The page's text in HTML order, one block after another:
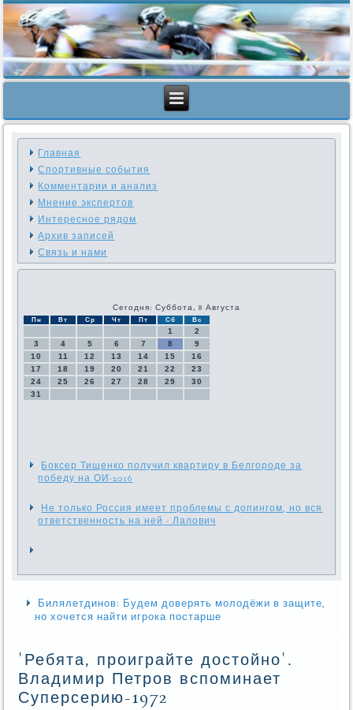
Главная
Спортивные события
Комментарии и анализ
Мнение экспертов
Интересное рядом
Архив записей
Связь и нами
Сегодня: Суббота, 8 Августа
Пн Вт Ср Чт Пт Сб Вс
1
2
3
4 5 6 7 8
9
10
11 12 13 14 15
16
17
18 19 20 21 22
23
24
25 26 27 28 29
30
31
Боксер Тищенко получил квартиру в Белгороде за
победу на ОИ-2016
Не только Россия имеет проблемы с допингом, но вся
ответственность на ней - Лалович
Билялетдинов: Будем доверять молодёжи в защите,
но хочется найти игрока постарше
'Ребята, проиграйте достойно'.
Владимир Петров вспоминает
Суперсерию-1972